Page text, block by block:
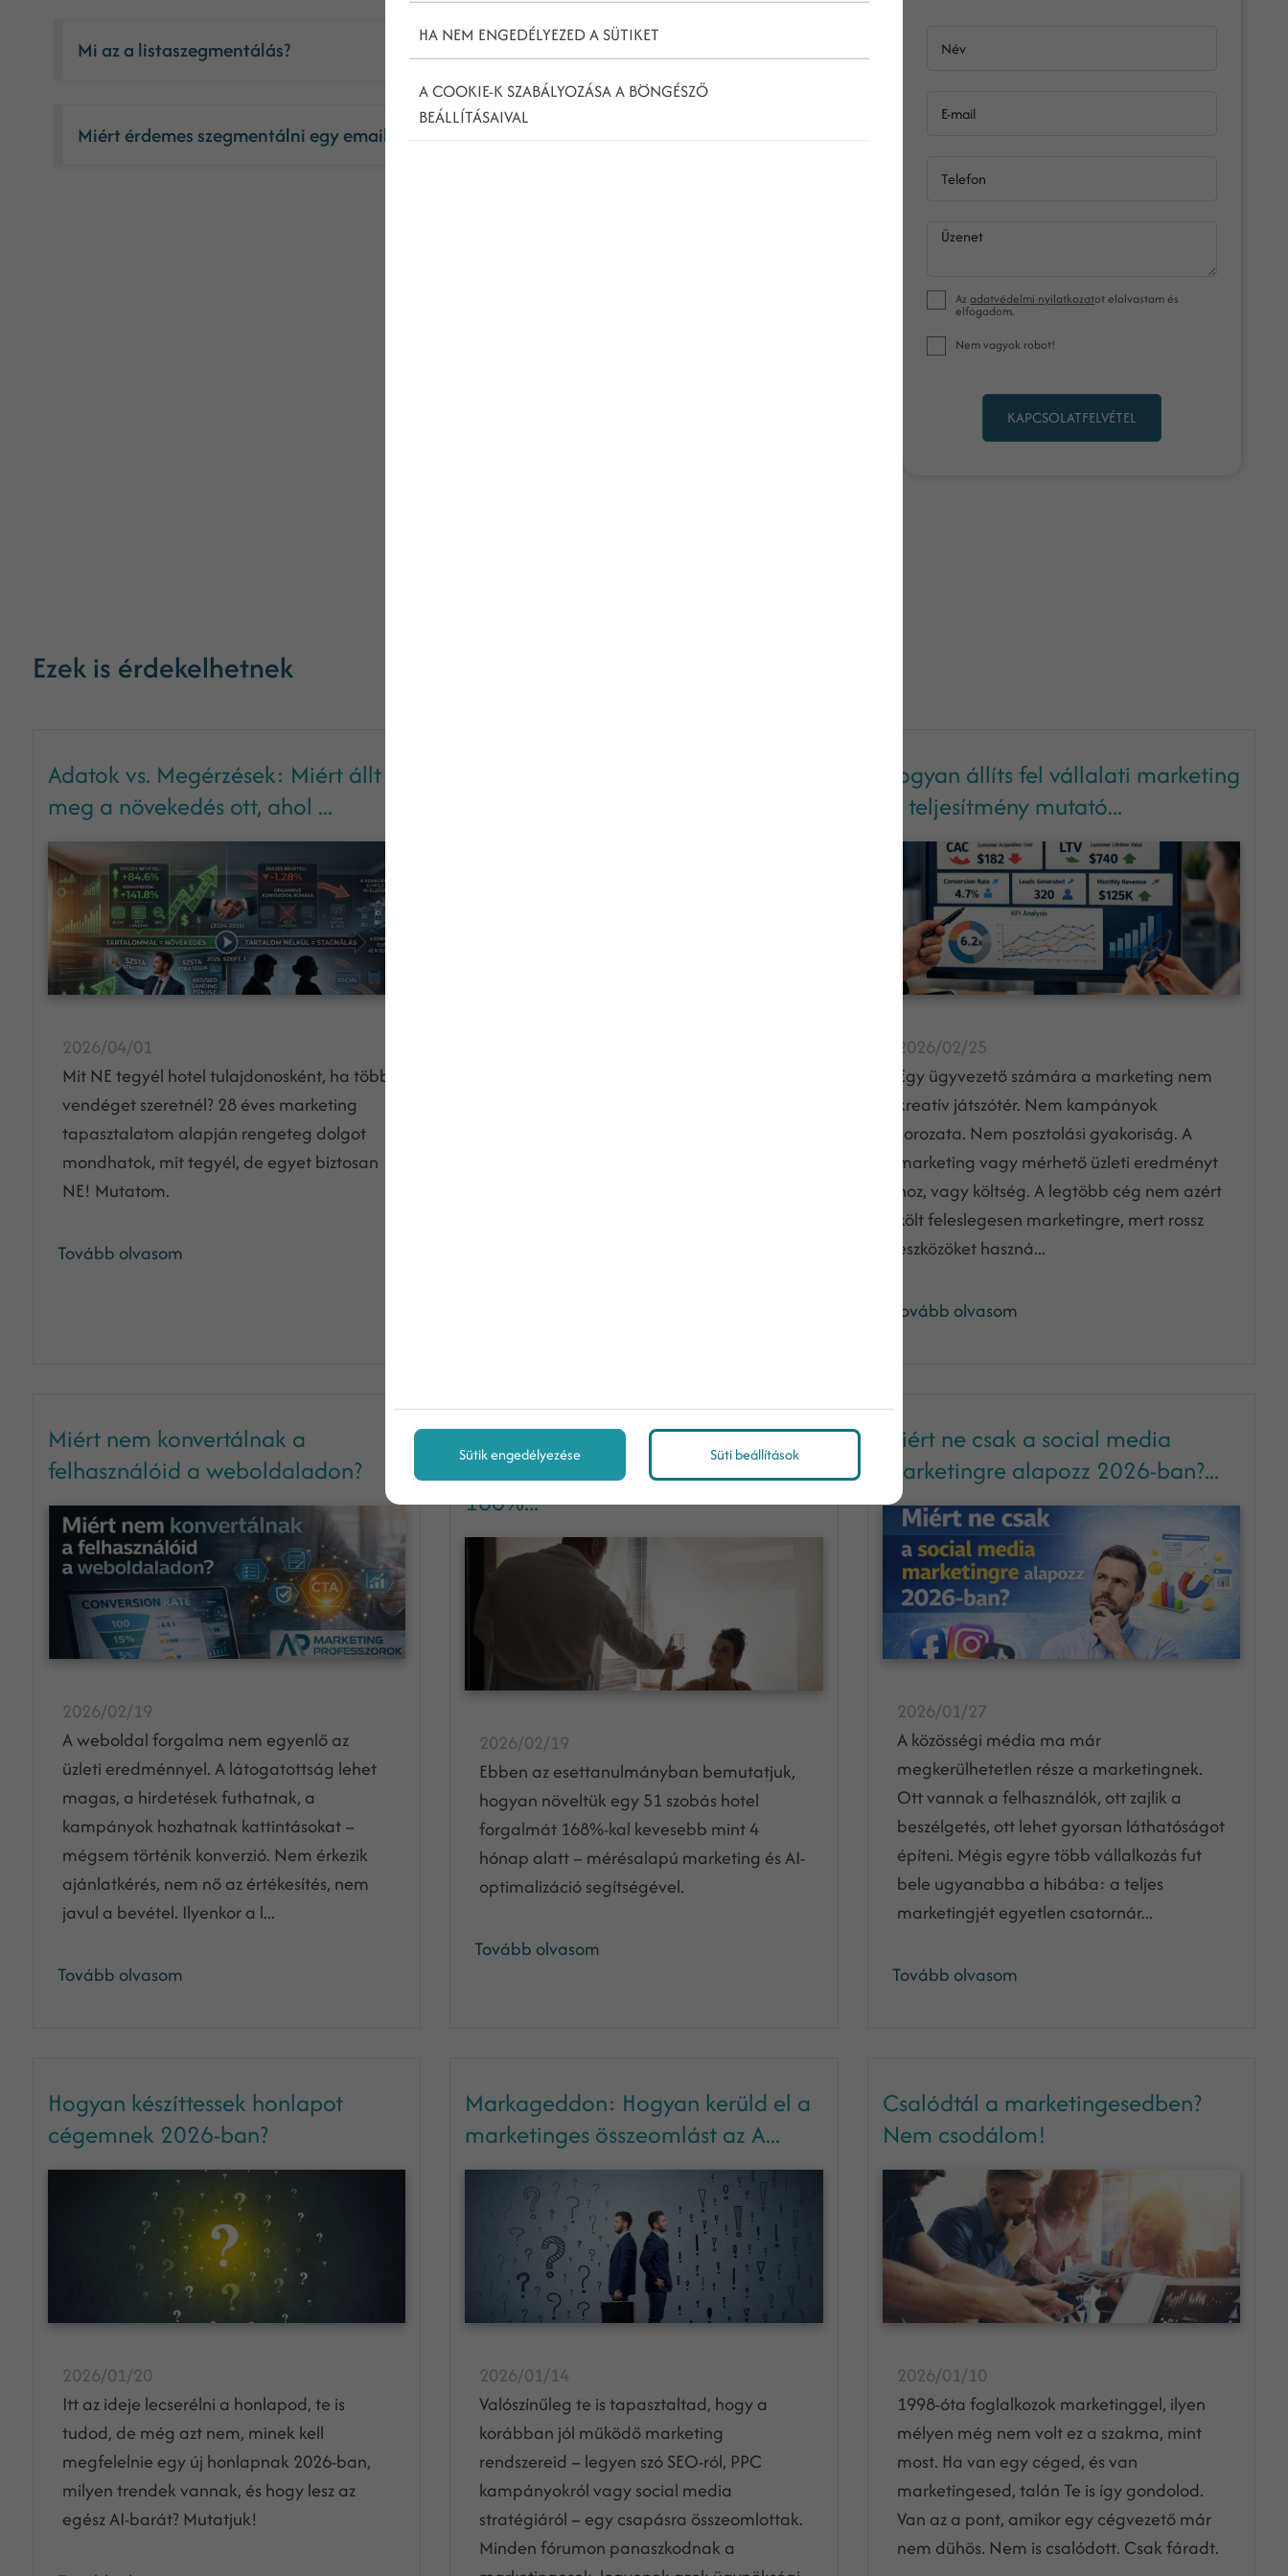
Mi az a listaszegmentálás?
Miért érdemes szegmentálni egy email listát?
Név
E-mail
Telefon
Üzenet
Azadatvédelmi nyilatkozatot elolvastam és
elfogadom.
Nem vagyok robot!
KAPCSOLATFELVÉTEL
Ezek is érdekelhetnek
Adatok vs. Megérzések: Miért állt
meg a növekedés ott, ahol ...
2026/04/01
Mit NE tegyél hotel tulajdonosként, ha több
vendéget szeretnél? 28 éves marketing
tapasztalatom alapján rengeteg dolgot
mondhatok, mit tegyél, de egyet biztosan
NE! Mutatom.
Tovább olvasom
Hogyan állíts fel vállalati marketing
fő teljesítmény mutató...
2026/02/25
Egy ügyvezető számára a marketing nem
kreatív játszótér. Nem kampányok
sorozata. Nem posztolási gyakoriság. A
marketing vagy mérhető üzleti eredményt
hoz, vagy költség. A legtöbb cég nem azért
költ feleslegesen marketingre, mert rossz
eszközöket haszná...
Tovább olvasom
Miért nem konvertálnak a
felhasználóid a weboldaladon?
2026/02/19
A weboldal forgalma nem egyenlő az
üzleti eredménnyel. A látogatottság lehet
magas, a hirdetések futhatnak, a
kampányok hozhatnak kattintásokat –
mégsem történik konverzió. Nem érkezik
ajánlatkérés, nem nő az értékesítés, nem
javul a bevétel. Ilyenkor a l...
Tovább olvasom
Hogyan lesz több vendég a
hotelemben? – Esettanulmány a
168%...
2026/02/19
Ebben az esettanulmányban bemutatjuk,
hogyan növeltük egy 51 szobás hotel
forgalmát 168%-kal kevesebb mint 4
hónap alatt – mérésalapú marketing és AI-
optimalizáció segítségével.
Tovább olvasom
Miért ne csak a social media
marketingre alapozz 2026-ban?...
2026/01/27
A közösségi média ma már
megkerülhetetlen része a marketingnek.
Ott vannak a felhasználók, ott zajlik a
beszélgetés, ott lehet gyorsan láthatóságot
építeni. Mégis egyre több vállalkozás fut
bele ugyanabba a hibába: a teljes
marketingjét egyetlen csatornár...
Tovább olvasom
Hogyan készíttessek honlapot
cégemnek 2026-ban?
2026/01/20
Itt az ideje lecserélni a honlapod, te is
tudod, de még azt nem, minek kell
megfelelnie egy új honlapnak 2026-ban,
milyen trendek vannak, és hogy lesz az
egész AI-barát? Mutatjuk!
Markageddon: Hogyan kerüld el a
marketinges összeomlást az A...
2026/01/14
Valószínűleg te is tapasztaltad, hogy a
korábban jól működő marketing
rendszereid – legyen szó SEO-ról, PPC
kampányokról vagy social media
stratégiáról – egy csapásra összeomlottak.
Minden fórumon panaszkodnak a
Csalódtál a marketingesedben?
Nem csodálom!
2026/01/10
1998-óta foglalkozok marketinggel, ilyen
mélyen még nem volt ez a szakma, mint
most. Ha van egy céged, és van
marketingesed, talán Te is így gondolod.
Van az a pont, amikor egy cégvezető már
nem dühös. Nem is csalódott. Csak fáradt.
HA NEM ENGEDÉLYEZED A SÜTIKET
A COOKIE-K SZABÁLYOZÁSA A BÖNGÉSZŐ
BEÁLLÍTÁSAIVAL
Sütik engedélyezése Süti beállítások